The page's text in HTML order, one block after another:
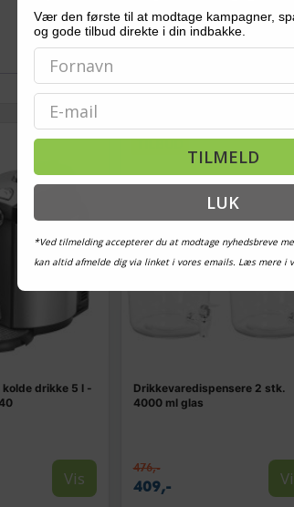
Vis
464,-
449,-
drikke 5 l -
Vis
TILBUD
Drikkevaredispensere 2 stk.
4000 ml glas
476,-
409,-
Vær den første til at modtage kampagner,
og gode tilbud direkte i din indbakke.
Email
TILMELD
LUK
*Ved tilmelding accepterer du at modtage nyhedsbreve
kan altid afmelde dig via linket i vores emails. Læs mere i